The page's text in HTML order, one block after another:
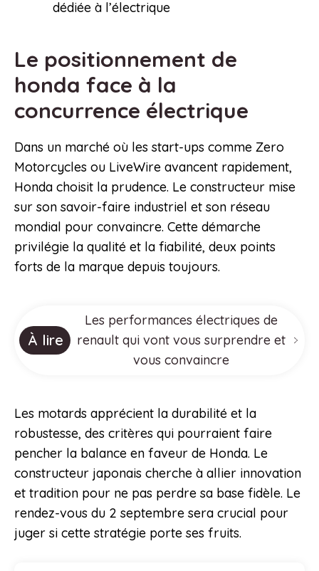
dédiée à l’électrique
Le positionnement de
honda face à la
concurrence électrique
Dans un marché où les start-ups comme Zero
Motorcycles ou LiveWire avancent rapidement,
Honda choisit la prudence. Le constructeur mise
sur son savoir-faire industriel et son réseau
mondial pour convaincre. Cette démarche
privilégie la qualité et la fiabilité, deux points
forts de la marque depuis toujours.
À lire
Les performances électriques de
renault qui vont vous surprendre et
vous convaincre
Les motards apprécient la durabilité et la
robustesse, des critères qui pourraient faire
pencher la balance en faveur de Honda. Le
constructeur japonais cherche à allier innovation
et tradition pour ne pas perdre sa base fidèle. Le
rendez-vous du 2 septembre sera crucial pour
juger si cette stratégie porte ses fruits.